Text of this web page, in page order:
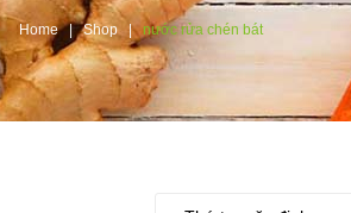
Home Shop nước rửa chén bát